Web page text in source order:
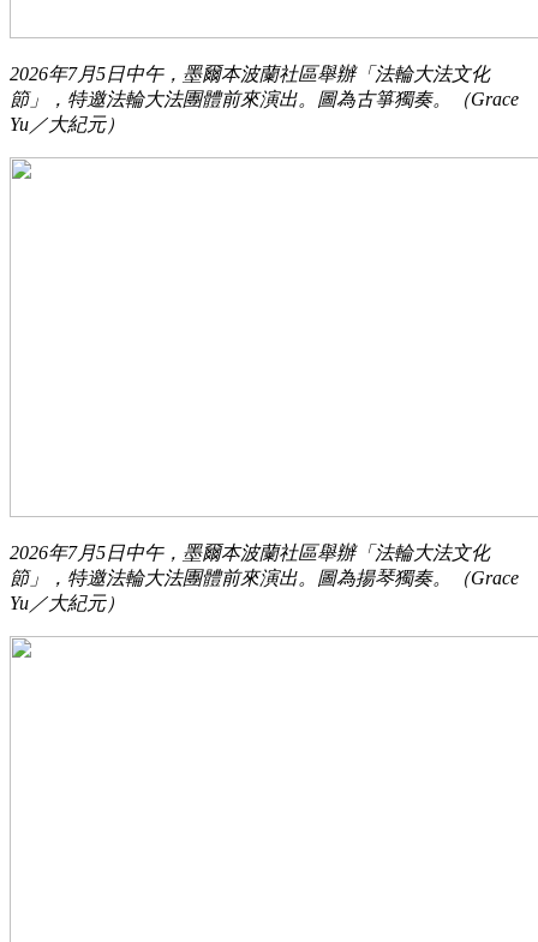
2026年7月5日中午，墨爾本波蘭社區舉辦「法輪大法文化
節」，特邀法輪大法團體前來演出。圖為古箏獨奏。（Grace
Yu／大紀元）
2026年7月5日中午，墨爾本波蘭社區舉辦「法輪大法文化
節」，特邀法輪大法團體前來演出。圖為揚琴獨奏。（Grace
Yu／大紀元）